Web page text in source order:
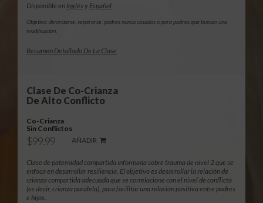
Disponible en Inglés y Español
Objetivo: divorciarse, separarse, padres nunca casados o para padres que buscan una
modificación.
Resumen Detallado De La Clase
Clase De Co-Crianza
De Alto Conflicto
Co-Crianza
Sin Conflictos
$99.99 AÑADIR
Clase de paternidad compartida informada sobre trauma de nivel 2 que se
enfoca en desarrollar resiliencia. El objetivo es desarrollar la relación de
crianza compartida adecuada que se correlacione con el nivel de conflicto
(es decir, crianza paralela), para facilitar una relación positiva entre padres
e hijos.